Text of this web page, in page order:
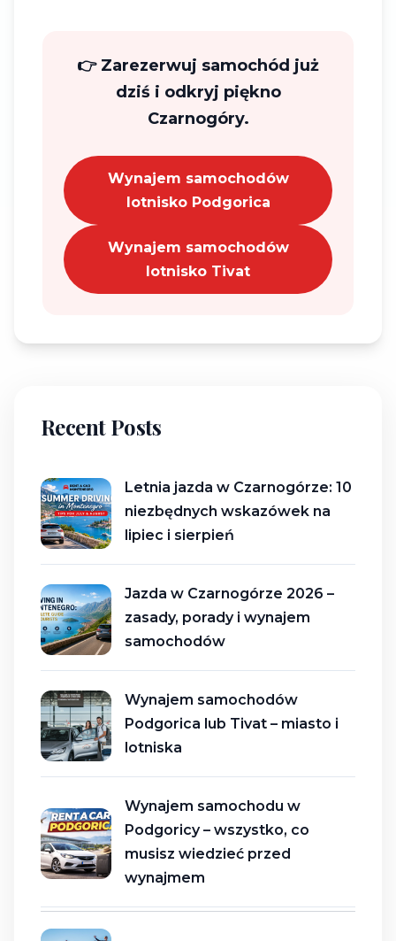
👉 Zarezerwuj samochód już
dziś i odkryj piękno
Czarnogóry.
Wynajem samochodów
lotnisko Podgorica
Wynajem samochodów
lotnisko Tivat
Recent Posts
Letnia jazda w Czarnogórze: 10
niezbędnych wskazówek na
lipiec i sierpień
Jazda w Czarnogórze 2026 –
zasady, porady i wynajem
samochodów
Wynajem samochodów
Podgorica lub Tivat – miasto i
lotniska
Wynajem samochodu w
Podgoricy – wszystko, co
musisz wiedzieć przed
wynajmem